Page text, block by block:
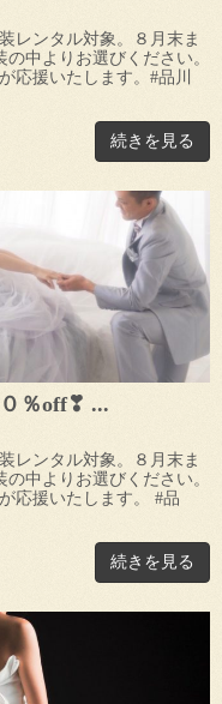
レンタル対象。８月末ま
中よりお選びください。
応援いたします。#品川
続きを見る
％off❣ ...
レンタル対象。８月末ま
中よりお選びください。
応援いたします。 #品
続きを見る